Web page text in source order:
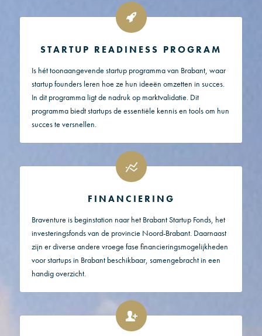
STARTUP READINESS PROGRAM
Is hét toonaangevende startup programma van Brabant, waar
startup founders leren hoe ze hun ideeën omzetten in succes.
In dit programma ligt de nadruk op marktvalidatie. Dit
programma biedt startups de essentiële kennis en tools om hun
succes te versnellen.
FINANCIERING
Braventure is beginstation naar het Brabant Startup Fonds, het
investeringsfonds van de provincie Noord-Brabant. Daarnaast
zijn er diverse andere vroege fase financieringsmogelijkheden
voor startups in Brabant beschikbaar, samengebracht in een
handig overzicht.